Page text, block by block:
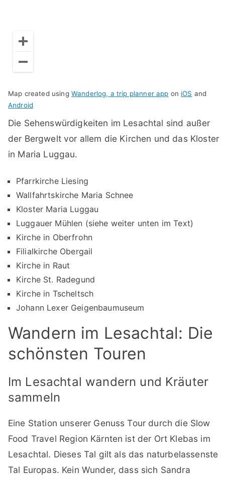
Map created using Wanderlog, a trip planner app on iOS and
Android
Die Sehenswürdigkeiten im Lesachtal sind außer
der Bergwelt vor allem die Kirchen und das Kloster
in Maria Luggau.
Pfarrkirche Liesing
Wallfahrtskirche Maria Schnee
Kloster Maria Luggau
Luggauer Mühlen (siehe weiter unten im Text)
Kirche in Oberfrohn
Filialkirche Obergail
Kirche in Raut
Kirche St. Radegund
Kirche in Tscheltsch
Johann Lexer Geigenbaumuseum
Wandern im Lesachtal: Die
schönsten Touren
Im Lesachtal wandern und Kräuter
sammeln
Eine Station unserer Genuss Tour durch die Slow
Food Travel Region Kärnten ist der Ort Klebas im
Lesachtal. Dieses Tal gilt als das naturbelassenste
Tal Europas. Kein Wunder, dass sich Sandra